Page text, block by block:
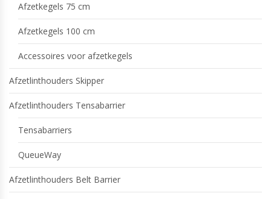
Afzetkegels 75 cm
Afzetkegels 100 cm
Accessoires voor afzetkegels
Afzetlinthouders Skipper
Afzetlinthouders Tensabarrier
Tensabarriers
QueueWay
Afzetlinthouders Belt Barrier